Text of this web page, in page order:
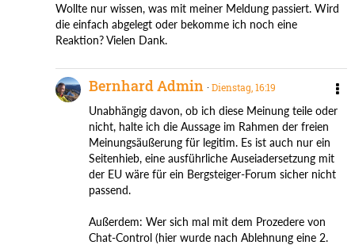
Wollte nur wissen, was mit meiner Meldung passiert. Wird
die einfach abgelegt oder bekomme ich noch eine
Reaktion? Vielen Dank.
Bernhard Admin Dienstag, 16:19
Unabhängig davon, ob ich diese Meinung teile oder
nicht, halte ich die Aussage im Rahmen der freien
Meinungsäußerung für legitim. Es ist auch nur ein
Seitenhieb, eine ausführliche Auseiadersetzung mit
der EU wäre für ein Bergsteiger-Forum sicher nicht
passend.
Außerdem: Wer sich mal mit dem Prozedere von
Chat-Control (hier wurde nach Ablehnung eine 2.